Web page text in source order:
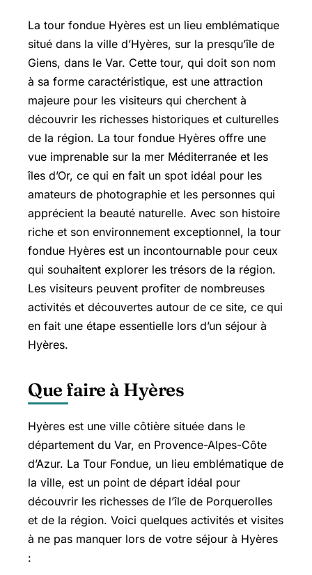
La tour fondue Hyères est un lieu emblématique
situé dans la ville d’Hyères, sur la presqu’île de
Giens, dans le Var. Cette tour, qui doit son nom
à sa forme caractéristique, est une attraction
majeure pour les visiteurs qui cherchent à
découvrir les richesses historiques et culturelles
de la région. La tour fondue Hyères offre une
vue imprenable sur la mer Méditerranée et les
îles d’Or, ce qui en fait un spot idéal pour les
amateurs de photographie et les personnes qui
apprécient la beauté naturelle. Avec son histoire
riche et son environnement exceptionnel, la tour
fondue Hyères est un incontournable pour ceux
qui souhaitent explorer les trésors de la région.
Les visiteurs peuvent profiter de nombreuses
activités et découvertes autour de ce site, ce qui
en fait une étape essentielle lors d’un séjour à
Hyères.
Que faire à Hyères
Hyères est une ville côtière située dans le
département du Var, en Provence-Alpes-Côte
d’Azur. La Tour Fondue, un lieu emblématique de
la ville, est un point de départ idéal pour
découvrir les richesses de l’île de Porquerolles
et de la région. Voici quelques activités et visites
à ne pas manquer lors de votre séjour à Hyères
: